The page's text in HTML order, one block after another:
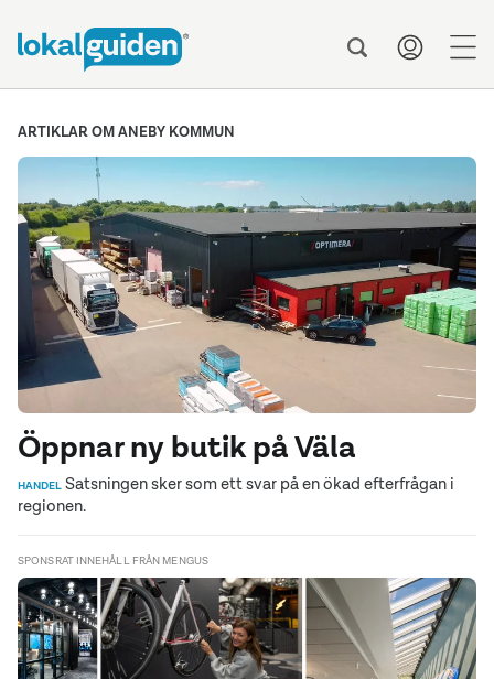
ARTIKLAR OM ANEBY KOMMUN
Öppnar ny butik på Väla
HANDEL Satsningen sker som ett svar på en ökad efterfrågan i
regionen.
SPONSRAT INNEHÅLL FRÅN MENGUS